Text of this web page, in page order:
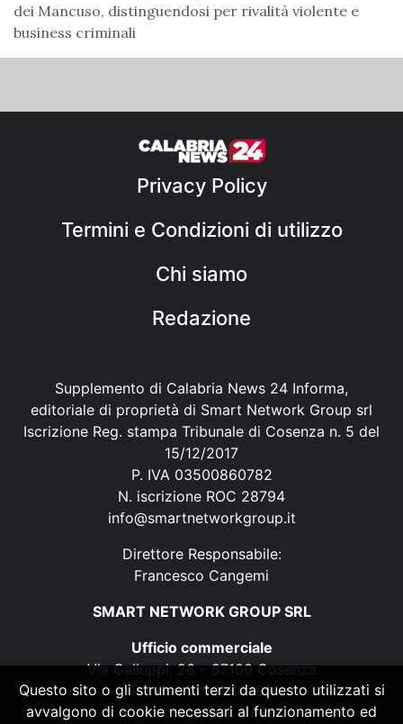
dei Mancuso, distinguendosi per rivalità violente e
business criminali
Privacy Policy
Termini e Condizioni di utilizzo
Chi siamo
Redazione
Supplemento di Calabria News 24 Informa,
editoriale di proprietà di Smart Network Group srl
Iscrizione Reg. stampa Tribunale di Cosenza n. 5 del
15/12/2017
P. IVA 03500860782
N. iscrizione ROC 28794
info@smartnetworkgroup.it
Direttore Responsabile:
Francesco Cangemi
SMART NETWORK GROUP SRL
Ufficio commerciale
Via Galluppi, 26 – 87100 Cosenza
P. IVA 03500860782
N. iscrizione ROC 28794
Questo sito o gli strumenti terzi da questo utilizzati si
avvalgono di cookie necessari al funzionamento ed